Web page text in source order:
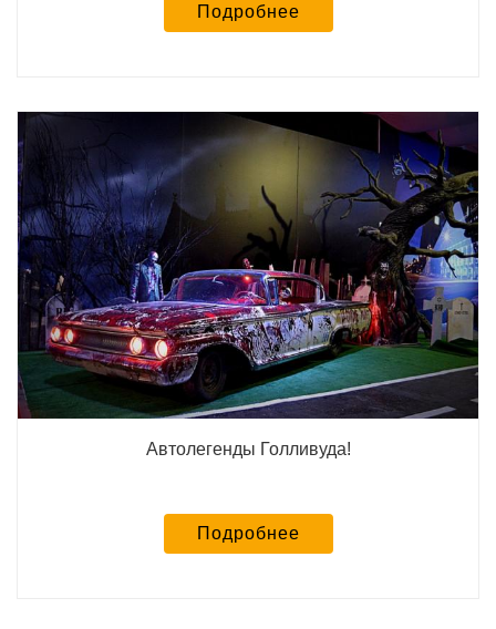
Подробнее
Автолегенды Голливуда!
Подробнее